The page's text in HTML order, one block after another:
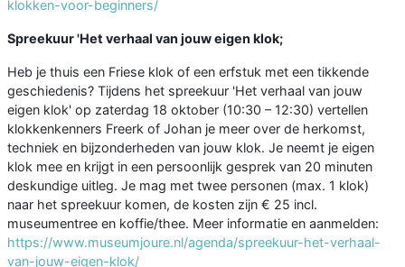
klokken-voor-beginners/
Spreekuur 'Het verhaal van jouw eigen klok;
Heb je thuis een Friese klok of een erfstuk met een tikkende
geschiedenis? Tijdens het spreekuur 'Het verhaal van jouw
eigen klok' op zaterdag 18 oktober (10:30 – 12:30) vertellen
klokkenkenners Freerk of Johan je meer over de herkomst,
techniek en bijzonderheden van jouw klok. Je neemt je eigen
klok mee en krijgt in een persoonlijk gesprek van 20 minuten
deskundige uitleg. Je mag met twee personen (max. 1 klok)
naar het spreekuur komen, de kosten zijn € 25 incl.
museumentree en koffie/thee. Meer informatie en aanmelden:
https://www.museumjoure.nl/agenda/spreekuur-het-verhaal-
van-jouw-eigen-klok/